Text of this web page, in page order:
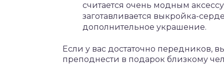
считается очень модным
заготавливается выкройка-
дополнительное украшение.
Если у вас достаточно передников,
преподнести в подарок близкому